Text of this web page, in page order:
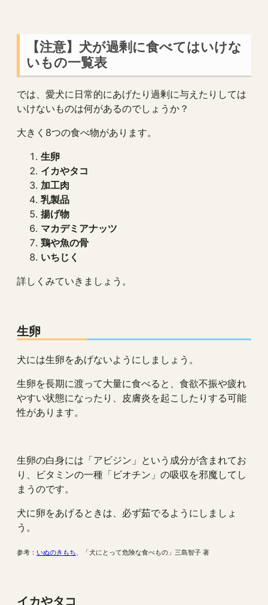
【注意】犬が過剰に食べてはいけな
いもの一覧表
では、愛犬に日常的にあげたり過剰に与えたりしては
いけないものは何があるのでしょうか？
大きく8つの食べ物があります。
生卵
イカやタコ
加工肉
乳製品
揚げ物
マカデミアナッツ
鶏や魚の骨
いちじく
詳しくみていきましょう。
生卵
犬には生卵をあげないようにしましょう。
生卵を長期に渡って大量に食べると、食欲不振や疲れ
やすい状態になったり、皮膚炎を起こしたりする可能
性があります。
生卵の白身には「アビジン」という成分が含まれてお
り、ビタミンの一種「ビオチン」の吸収を邪魔してし
まうのです。
犬に卵をあげるときは、必ず茹でるようにしましょ
う。
参考： いぬのきもち、「犬にとって危険な食べもの」三島智子 著
イカやタコ